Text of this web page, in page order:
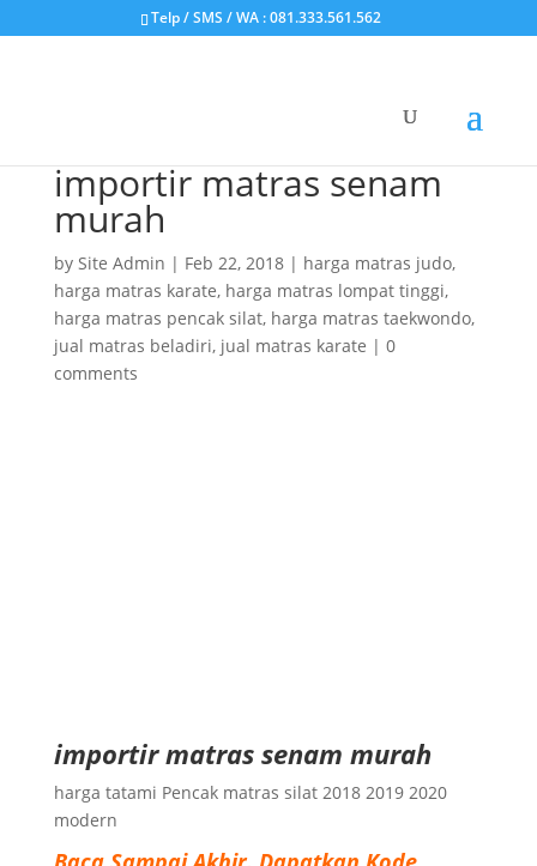
Telp / SMS / WA : 081.333.561.562
importir matras senam
murah
by Site Admin | Feb 22, 2018| harga matras judo,
harga matras karate, harga matras lompat tinggi,
harga matras pencak silat, harga matras taekwondo,
jual matras beladiri, jual matras karate | 0
comments
importir matras senam murah
harga tatami Pencak matras silat 2018 2019 2020
modern